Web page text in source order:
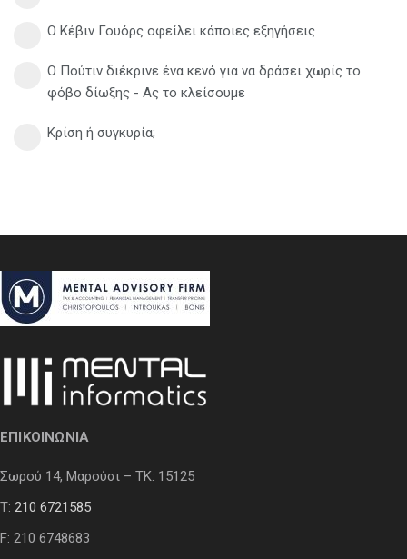
Ο Κέβιν Γουόρς οφείλει κάποιες εξηγήσεις
Ο Πούτιν διέκρινε ένα κενό για να δράσει χωρίς το
φόβο δίωξης - Ας το κλείσουμε
Κρίση ή συγκυρία;
ΕΠΙΚΟΙΝΩΝΙΑ
Σωρού 14, Μαρούσι – ΤΚ: 15125
Τ: 210 6721585
F: 210 6748683